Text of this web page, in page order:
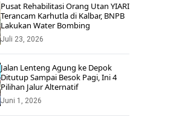
Pusat Rehabilitasi Orang Utan YIARI
Terancam Karhutla di Kalbar, BNPB
Lakukan Water Bombing
Juli 23, 2026
Jalan Lenteng Agung ke Depok
Ditutup Sampai Besok Pagi, Ini 4
Pilihan Jalur Alternatif
Juni 1, 2026